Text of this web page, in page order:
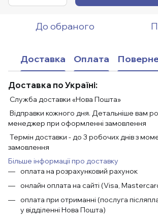
До обраного
Доставка Оплата
Доставка по Україні:
Служба доставки «Нова Пошта»
Відправки кожного дня. Детальніше вам
менеджер при оформленні замовлення
Термін доставки - до 3 робочих днів з
замовлення
Більше інформації про доставку
оплата на розрахунковий рахунок
онлайн оплата на сайті (Visa,
оплата при отриманні (послуга
у відділенні Нова Пошта)